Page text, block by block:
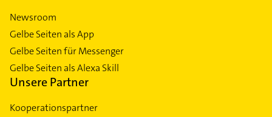
Newsroom
Gelbe Seiten als App
Gelbe Seiten für Messenger
Gelbe Seiten als Alexa Skill
Unsere Partner
Kooperationspartner